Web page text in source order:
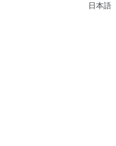
日本語